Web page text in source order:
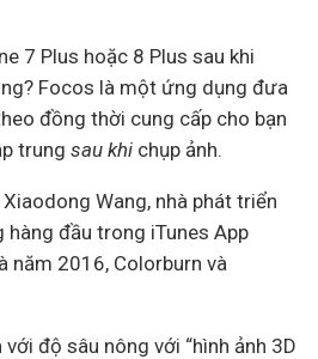
7 Plus hoặc 8 Plus sau khi
Focos là một ứng dụng đưa
đồng thời cung cấp cho bạn
trung sau khi chụp ảnh.
Wang, nhà phát triển
đầu trong iTunes App
năm 2016, Colorburn và
độ sâu nông với “hình ảnh 3D